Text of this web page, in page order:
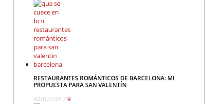
RESTAURANTES ROMÁNTICOS DE BARCELONA: MI
PROPUESTA PARA SAN VALENTÍN
02/02/20179